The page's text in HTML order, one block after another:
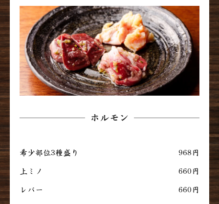
ホルモン
希少部位3種盛り 968円
上ミノ 660円
レバー 660円